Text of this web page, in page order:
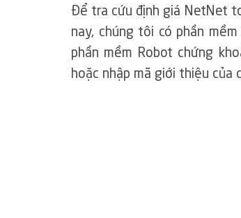
Để tra cứu định giá NetNet
nay, chúng tôi có phần
phần mềm Robot chứng
hoặc nhập mã giới thiệu của